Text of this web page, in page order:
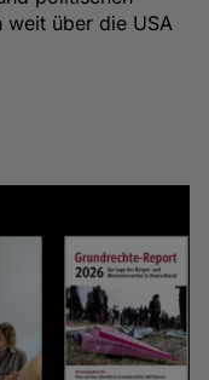
weit über die USA